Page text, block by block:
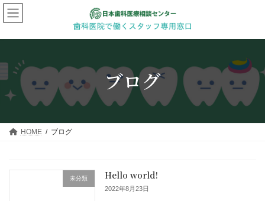
コ
ン
ン
へ
ス
キ
ナ
ビ
ー
ョ
ン
に
ブログ
HOME ブログ
未分類 Hello world!
2022年8月23日